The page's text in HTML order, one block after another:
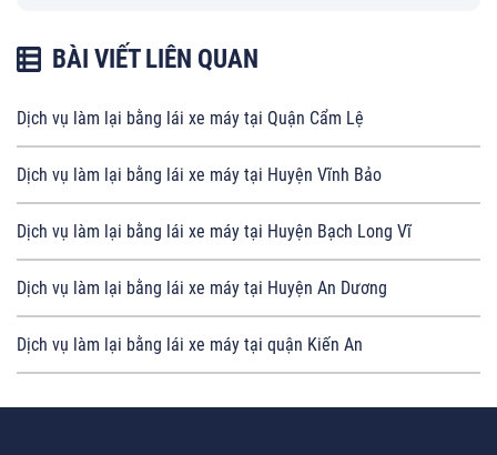
BÀI VIẾT LIÊN QUAN
Dịch vụ làm lại bằng lái xe máy tại Quận Cẩm Lệ
Dịch vụ làm lại bằng lái xe máy tại Huyện Vĩnh Bảo
Dịch vụ làm lại bằng lái xe máy tại Huyện Bạch Long Vĩ
Dịch vụ làm lại bằng lái xe máy tại Huyện An Dương
Dịch vụ làm lại bằng lái xe máy tại quận Kiến An